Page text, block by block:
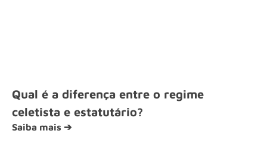
Qual é a diferença entre o regime
celetista e estatutário?
Saiba mais ➔